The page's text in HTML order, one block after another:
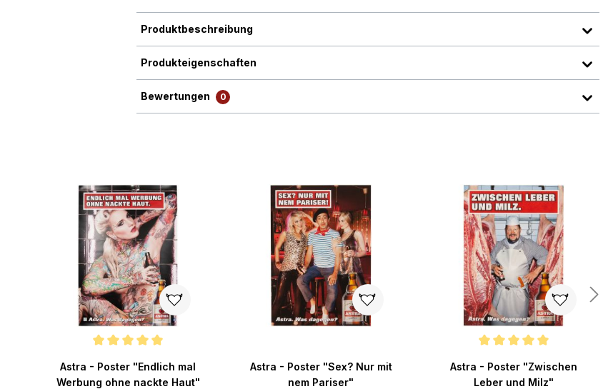
Produktbeschreibung
Produkteigenschaften
Bewertungen 0
Astra - Poster "Endlich mal
Werbung ohne nackte Haut"
Astra - Poster "Sex? Nur mit
nem Pariser"
Astra - Poster "Zwischen
Leber und Milz"